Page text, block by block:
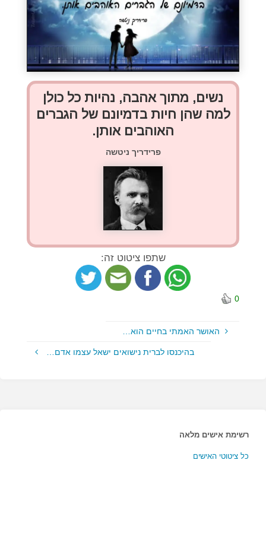
נשים, מתוך אהבה, נהיות כל כולן
למה שהן חיות בדמיונם של הגברים
האוהבים אותן.
פרידריך ניטשה
שתפו ציטוט זה:
0
האושר האמתי בחיים הוא…
בהיכנסו לברית נישואים ישאל עצמו אדם…
רשימת אישים מלאה
כל ציטוטי האישים